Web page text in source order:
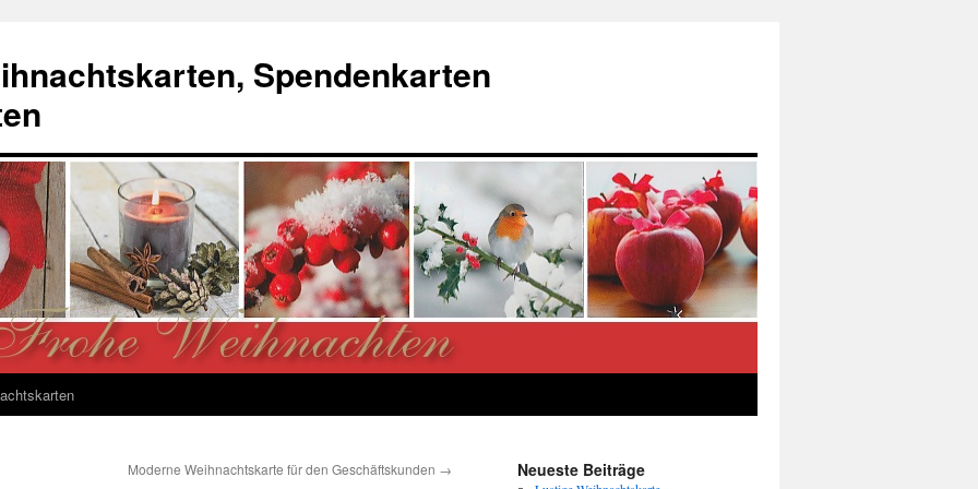
Spendenkarten
Moderne Weihnachtskarte für den Geschäftskunden → Neueste Beiträge